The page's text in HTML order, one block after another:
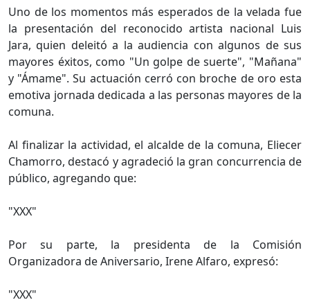
Uno de los momentos más esperados de la velada fue
la presentación del reconocido artista nacional Luis
Jara, quien deleitó a la audiencia con algunos de sus
mayores éxitos, como "Un golpe de suerte", "Mañana"
y "Ámame". Su actuación cerró con broche de oro esta
emotiva jornada dedicada a las personas mayores de la
comuna.
Al finalizar la actividad, el alcalde de la comuna, Eliecer
Chamorro, destacó y agradeció la gran concurrencia de
público, agregando que:
"XXX"
Por su parte, la presidenta de la Comisión
Organizadora de Aniversario, Irene Alfaro, expresó:
"XXX"